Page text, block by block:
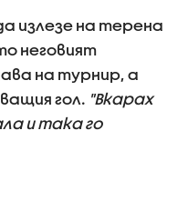
излезе на терена
неговият
на турнир, а
гол. "Вкарах
и така го